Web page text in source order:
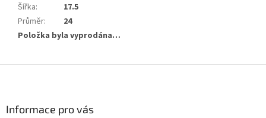
Šířka:
17.5
Průměr:
24
Položka byla vyprodána…
Informace pro vás